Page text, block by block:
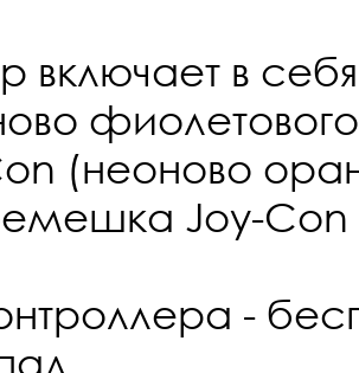
включает в
(неоново
Joy-Con
-